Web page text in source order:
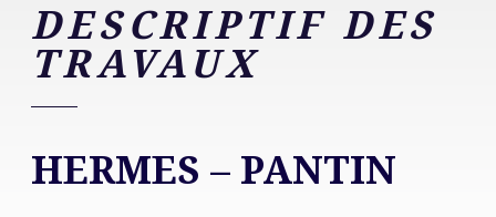
DESCRIPTIF DES
TRAVAUX
HERMES – PANTIN